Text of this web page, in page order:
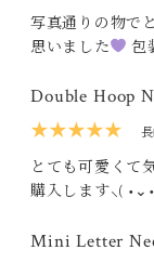
写真通りの物で
思いました
包
Double Hoop
★★★★★
とても可愛くて
購入します‪⸜(
Mini Letter